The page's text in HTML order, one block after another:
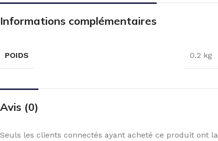
Informations complémentaires
POIDS 0.2 kg
Avis (0)
Seuls les clients connectés ayant acheté ce produit ont la